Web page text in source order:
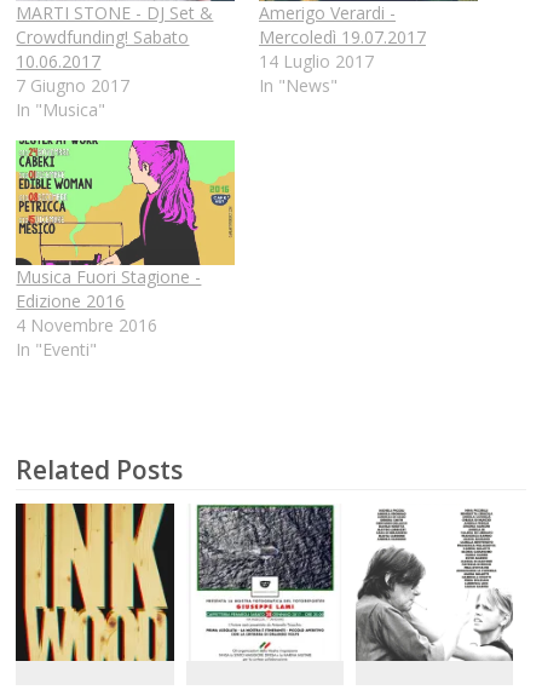
MARTI STONE - DJ Set &
Crowdfunding! Sabato
10.06.2017
7 Giugno 2017
In "Musica"
Amerigo Verardi -
Mercoledì 19.07.2017
14 Luglio 2017
In "News"
Musica Fuori Stagione -
Edizione 2016
4 Novembre 2016
In "Eventi"
Related Posts